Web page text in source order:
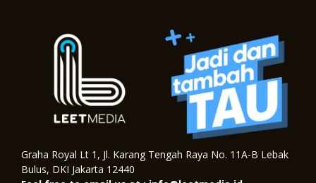
Graha Royal Lt 1, Jl. Karang Tengah Raya No. 11A-B Lebak
Bulus, DKI Jakarta 12440